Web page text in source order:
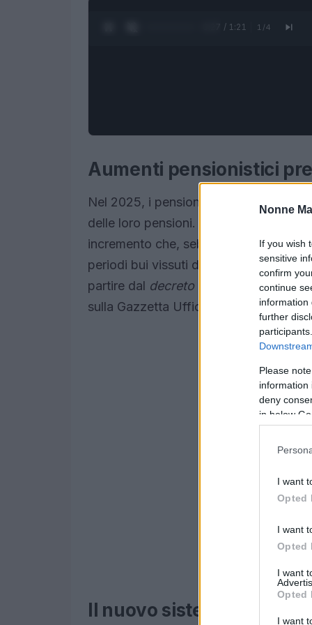
Nonne
If you wish
sensitive
confirm
continue
information
further
Please
information
deny
in below
I want
Opted
I want
Opted
I want
Opted
I want
0:28 / 1:21 1 /4
Aumenti pensionistici
Nel 2025, i pensionati italiani si
delle loro pensioni. Secondo le ultime
incremento che, sebbene non
periodi bui vissuti da molti durante la
partire dal decreto del ministro
sulla Gazzetta Ufficiale il 27 novembre.
Il nuovo sistema di